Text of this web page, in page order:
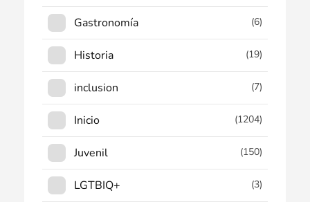
Gastronomía (6)
Historia (19)
inclusion (7)
Inicio (1204)
Juvenil (150)
LGTBIQ+ (3)